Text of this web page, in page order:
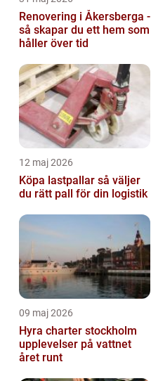
Renovering i Åkersberga -
så skapar du ett hem som
håller över tid
12 maj 2026
Köpa lastpallar så väljer
du rätt pall för din logistik
09 maj 2026
Hyra charter stockholm
upplevelser på vattnet
året runt